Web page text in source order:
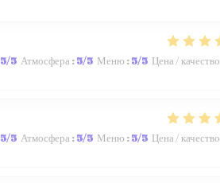
5/5 Атмосфера :5/5 Меню :5/5 Цена / качество
5/5 Атмосфера :5/5 Меню :5/5 Цена / качество